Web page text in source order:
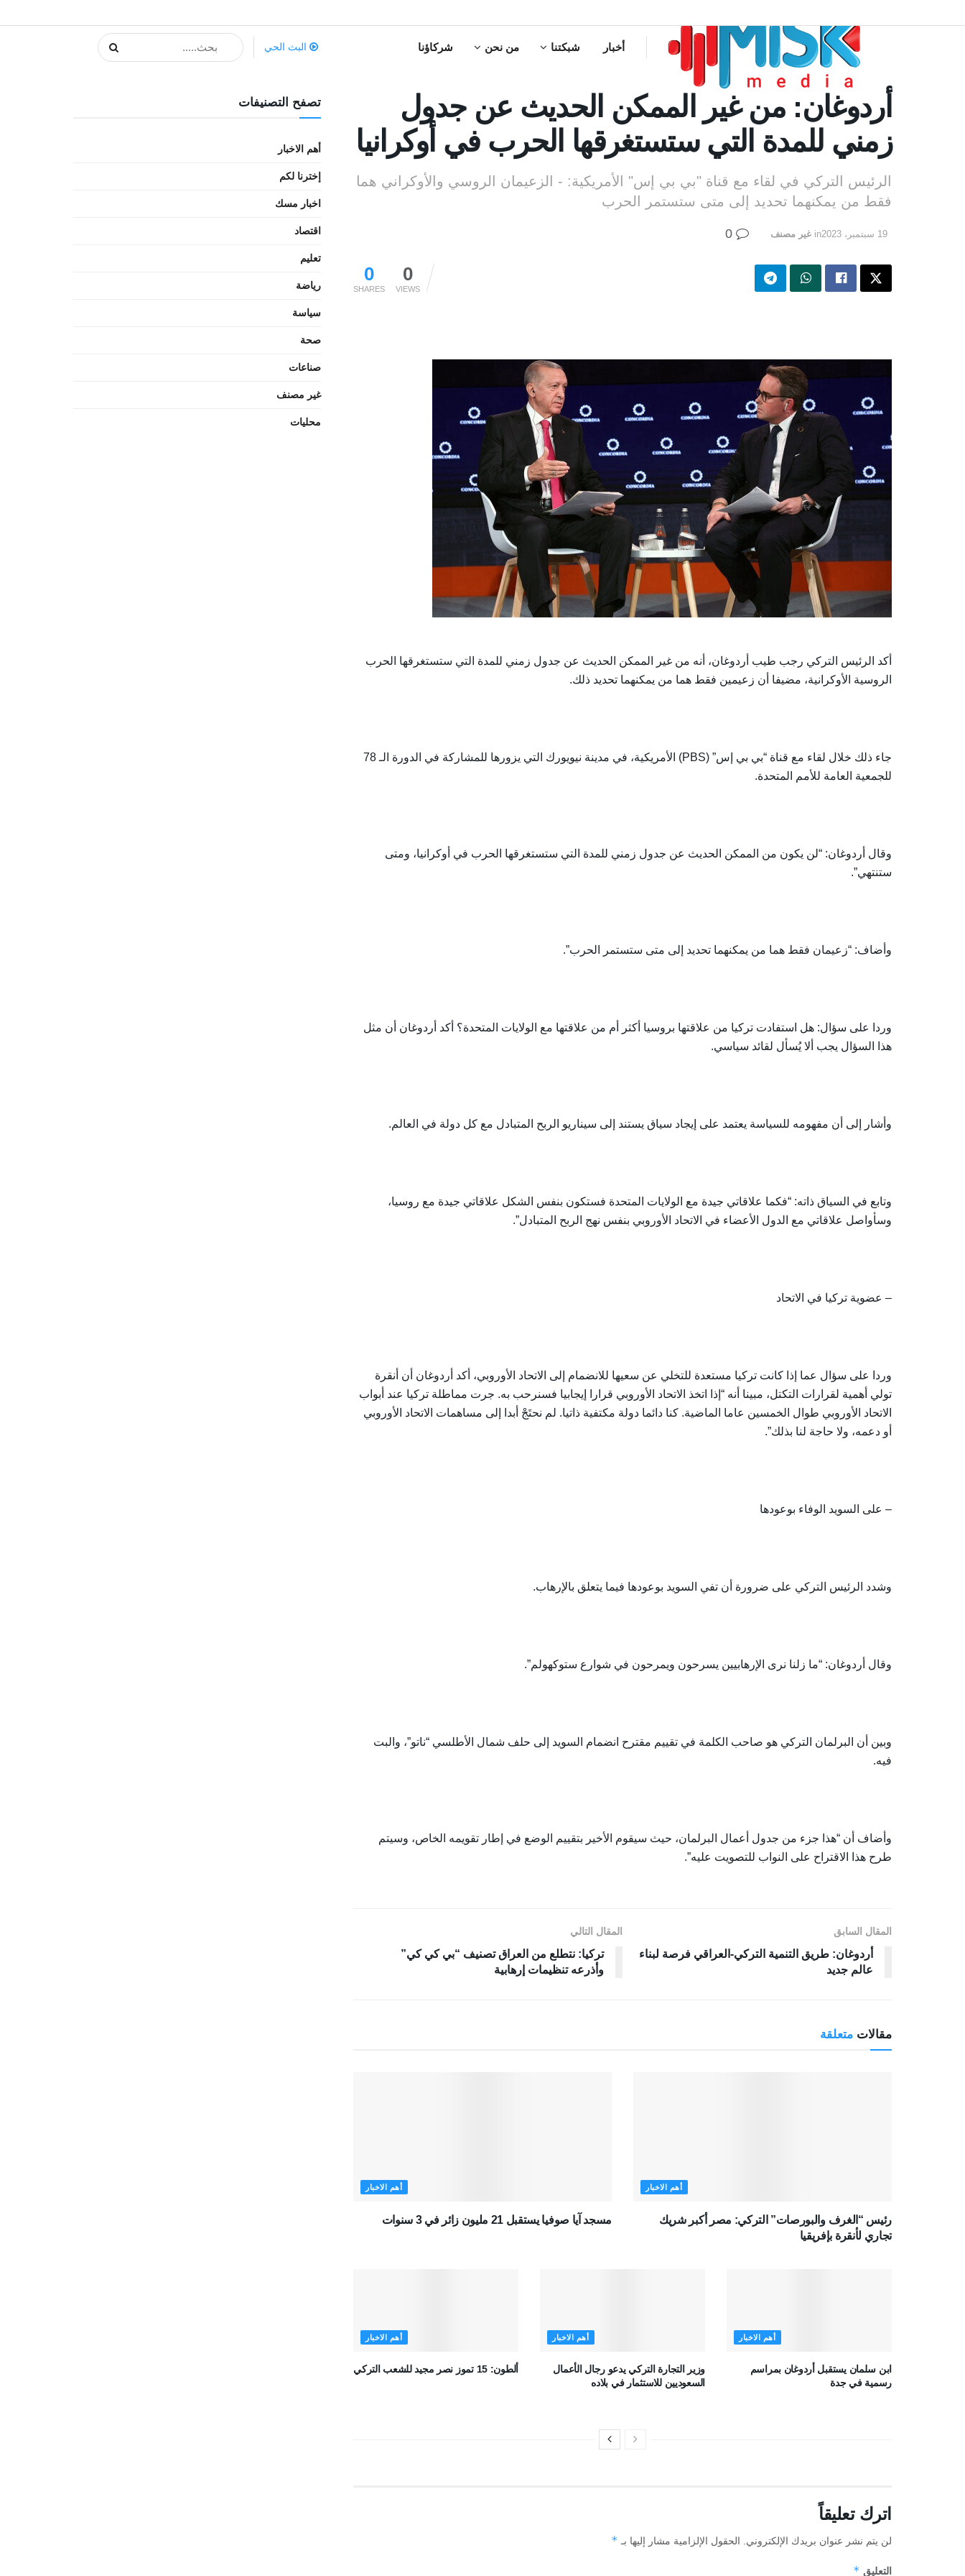
أخبار شبكتنا من نحن شركاؤنا البث الحي
أردوغان: من غير الممكن الحديث عن جدول
زمني للمدة التي ستستغرقها الحرب في أوكرانيا
الرئيس التركي في لقاء مع قناة "بي بي إس" الأمريكية: - الزعيمان الروسي والأوكراني هما
فقط من يمكنهما تحديد إلى متى ستستمر الحرب
19 سبتمبر، 2023 in غير مصنف
0
SHARES
0
VIEWS
أكد الرئيس التركي رجب طيب أردوغان، أنه من غير الممكن الحديث عن جدول زمني للمدة التي ستستغرقها الحرب
الروسية الأوكرانية، مضيفا أن زعيمين فقط هما من يمكنهما تحديد ذلك.
جاء ذلك خلال لقاء مع قناة “بي بي إس” (PBS) الأمريكية، في مدينة نيويورك التي يزورها للمشاركة في الدورة الـ 78
للجمعية العامة للأمم المتحدة.
وقال أردوغان: “لن يكون من الممكن الحديث عن جدول زمني للمدة التي ستستغرقها الحرب في أوكرانيا، ومتى
ستنتهي”.
وأضاف: “زعيمان فقط هما من يمكنهما تحديد إلى متى ستستمر الحرب”.
وردا على سؤال: هل استفادت تركيا من علاقتها بروسيا أكثر أم من علاقتها مع الولايات المتحدة؟ أكد أردوغان أن مثل
هذا السؤال يجب ألا يُسأل لقائد سياسي.
وأشار إلى أن مفهومه للسياسة يعتمد على إيجاد سياق يستند إلى سيناريو الربح المتبادل مع كل دولة في العالم.
وتابع في السياق ذاته: “فكما علاقاتي جيدة مع الولايات المتحدة فستكون بنفس الشكل علاقاتي جيدة مع روسيا،
وسأواصل علاقاتي مع الدول الأعضاء في الاتحاد الأوروبي بنفس نهج الربح المتبادل”.
– عضوية تركيا في الاتحاد
وردا على سؤال عما إذا كانت تركيا مستعدة للتخلي عن سعيها للانضمام إلى الاتحاد الأوروبي، أكد أردوغان أن أنقرة
تولي أهمية لقرارات التكتل، مبينا أنه “إذا اتخذ الاتحاد الأوروبي قرارا إيجابيا فسنرحب به. جرت مماطلة تركيا عند أبواب
الاتحاد الأوروبي طوال الخمسين عاما الماضية. كنا دائما دولة مكتفية ذاتيا. لم نحتَجْ أبدا إلى مساهمات الاتحاد الأوروبي
أو دعمه، ولا حاجة لنا بذلك”.
– على السويد الوفاء بوعودها
وشدد الرئيس التركي على ضرورة أن تفي السويد بوعودها فيما يتعلق بالإرهاب.
وقال أردوغان: “ما زلنا نرى الإرهابيين يسرحون ويمرحون في شوارع ستوكهولم”.
وبين أن البرلمان التركي هو صاحب الكلمة في تقييم مقترح انضمام السويد إلى حلف شمال الأطلسي “ناتو”، والبت
فيه.
وأضاف أن “هذا جزء من جدول أعمال البرلمان، حيث سيقوم الأخير بتقييم الوضع في إطار تقويمه الخاص، وسيتم
طرح هذا الاقتراح على النواب للتصويت عليه”.
المقال السابق
أردوغان: طريق التنمية التركي-العراقي فرصة لبناء
عالم جديد
المقال التالي
تركيا: نتطلع من العراق تصنيف “بي كي كي”
وأذرعه تنظيمات إرهابية
مقالات متعلقة
أهم الاخبار
رئيس “الغرف والبورصات” التركي: مصر أكبر شريك
تجاري لأنقرة بإفريقيا
أهم الاخبار
مسجد آيا صوفيا يستقبل 21 مليون زائر في 3 سنوات
أهم الاخبار
ابن سلمان يستقبل أردوغان بمراسم
رسمية في جدة
أهم الاخبار
وزير التجارة التركي يدعو رجال الأعمال
السعوديين للاستثمار في بلاده
أهم الاخبار
ألطون: 15 تموز نصر مجيد للشعب التركي
اترك تعليقاً
لن يتم نشر عنوان بريدك الإلكتروني. الحقول الإلزامية مشار إليها بـ *
التعليق *
تصفح التصنيفات
أهم الاخبار
إخترنا لكم
اخبار مسك
اقتصاد
تعليم
رياضة
سياسة
صحة
صناعات
غير مصنف
محليات